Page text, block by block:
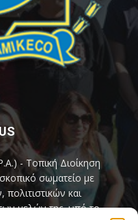
- Τοπική Διοίκηση
σωματείο με
και
μελών της, υπό το